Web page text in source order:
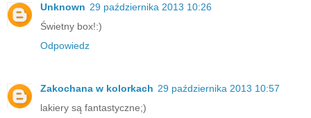
Unknown 29 października 2013 10:26
Świetny box!:)
Odpowiedz
Zakochana w kolorkach 29 października 2013 10:57
lakiery są fantastyczne;)